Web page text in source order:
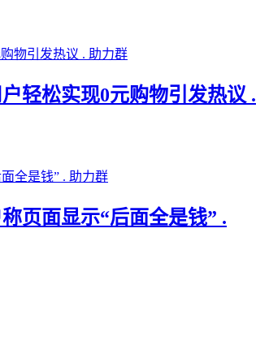
助力群
轻松实现0元购物引发热议 .
助力群
页面显示“后面全是钱” .